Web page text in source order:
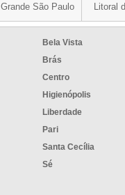
Grande São Paulo Litoral
Bela Vista
Brás
Centro
Higienópolis
Liberdade
Pari
Santa Cecília
Sé